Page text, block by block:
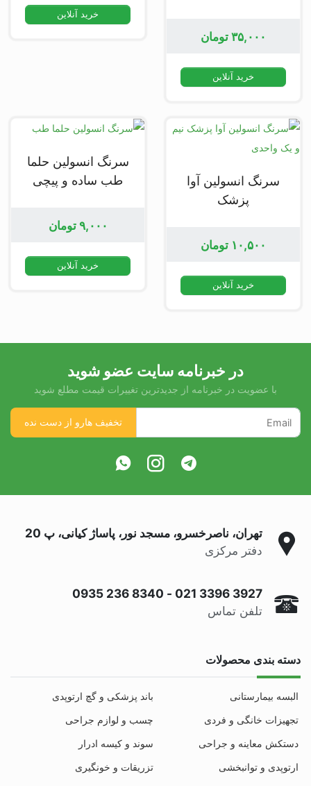
۳۵,۰۰۰تومان
خرید آنلاین
خرید آنلاین
سرنگ انسولین آوا
پزشک
۱۰,۵۰۰ تومان
خرید آنلاین
سرنگ انسولین حلما
طب ساده و پیچی
۹,۰۰۰ تومان
خرید آنلاین
در خبرنامه سایت عضو شوید
با عضویت در خبرنامه از جدیدترین تغییرات قیمت مطلع شوید
تهران، ناصرخسرو، مسجد نور، پاساژ کیانی، پ 20
دفتر مرکزی
021 3396 3927
-
0935 236 8340
تلفن تماس
دسته بندی محصولات
البسه بیمارستانی
باند پزشکی و گچ ارتوپدی
تجهیزات خانگی و فردی
چسب و لوازم جراحی
دستکش معاینه و جراحی
سوند و کیسه ادرار
ارتوپدی و توانبخشی
تزریقات و خونگیری